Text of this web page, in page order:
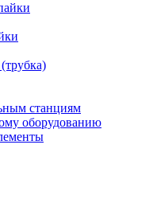
станциям
оборудованию